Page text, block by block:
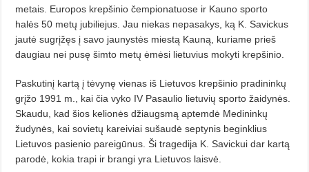
metais. Europos krepšinio čempionatuose ir Kauno sporto
halės 50 metų jubiliejus. Jau niekas nepasakys, ką K. Savickus
jautė sugrįžęs į savo jaunystės miestą Kauną, kuriame prieš
daugiau nei pusę šimto metų ėmėsi lietuvius mokyti krepšinio.
Paskutinį kartą į tėvynę vienas iš Lietuvos krepšinio pradininkų
grįžo 1991 m., kai čia vyko IV Pasaulio lietuvių sporto žaidynės.
Skaudu, kad šios kelionės džiaugsmą aptemdė Medininkų
žudynės, kai sovietų kareiviai sušaudė septynis beginklius
Lietuvos pasienio pareigūnus. Ši tragedija K. Savickui dar kartą
parodė, kokia trapi ir brangi yra Lietuvos laisvė.